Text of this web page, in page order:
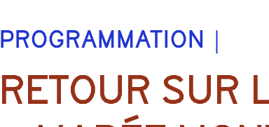
PROGRAMMATION｜
RETOUR SUR